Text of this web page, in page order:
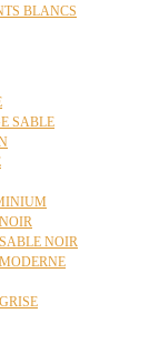
BLANCS
SABLE
NOIR